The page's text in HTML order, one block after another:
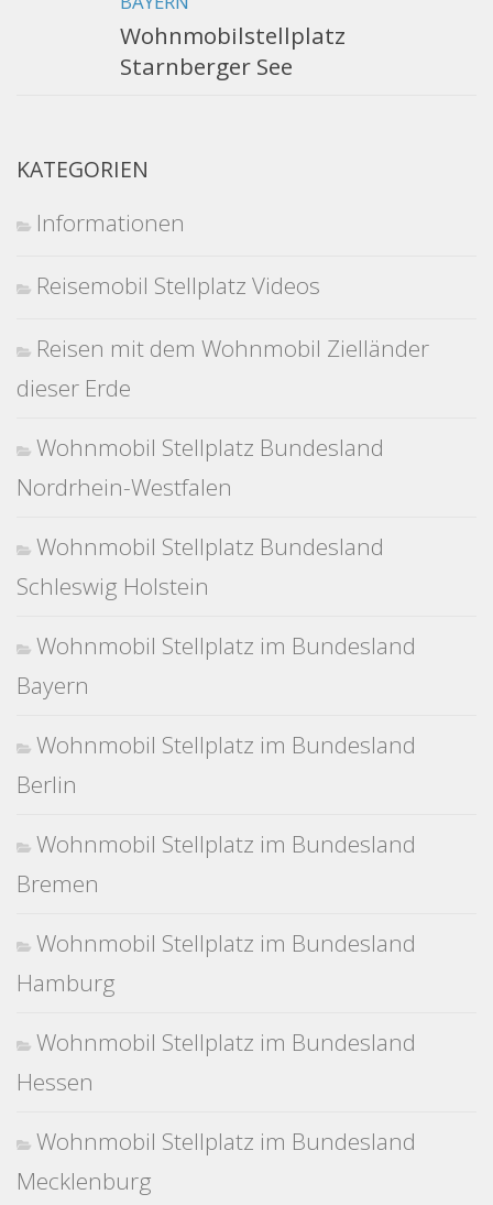
Wohnmobilstellplatz
Starnberger See
KATEGORIEN
Informationen
Reisemobil Stellplatz Videos
Reisen mit dem Wohnmobil Zielländer
dieser Erde
Wohnmobil Stellplatz Bundesland
Nordrhein-Westfalen
Wohnmobil Stellplatz Bundesland
Schleswig Holstein
Wohnmobil Stellplatz im Bundesland
Bayern
Wohnmobil Stellplatz im Bundesland
Berlin
Wohnmobil Stellplatz im Bundesland
Bremen
Wohnmobil Stellplatz im Bundesland
Hamburg
Wohnmobil Stellplatz im Bundesland
Hessen
Wohnmobil Stellplatz im Bundesland
Mecklenburg